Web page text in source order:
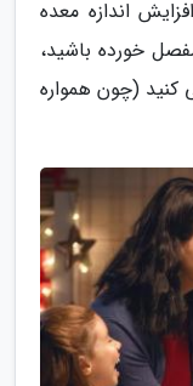
اندازه معده
خورده باشید،
(چون همواره